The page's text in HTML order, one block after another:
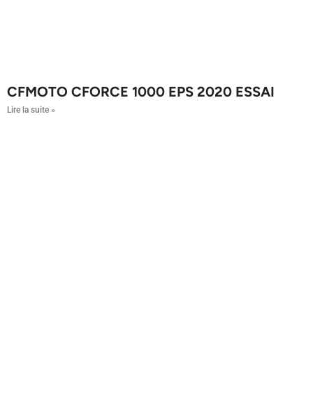
CFMOTO CFORCE 1000 EPS 2020 ESSAI
Lire la suite »